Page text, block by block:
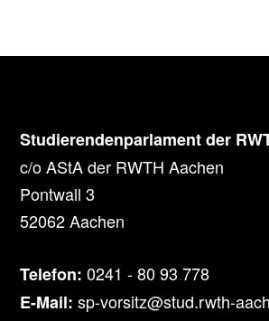
Studierendenparlament der
c/o AStA der RWTH Aachen
Pontwall 3
52062 Aachen
Telefon: 0241 - 80 93 778
E-Mail: sp-vorsitz@stud.rwth-